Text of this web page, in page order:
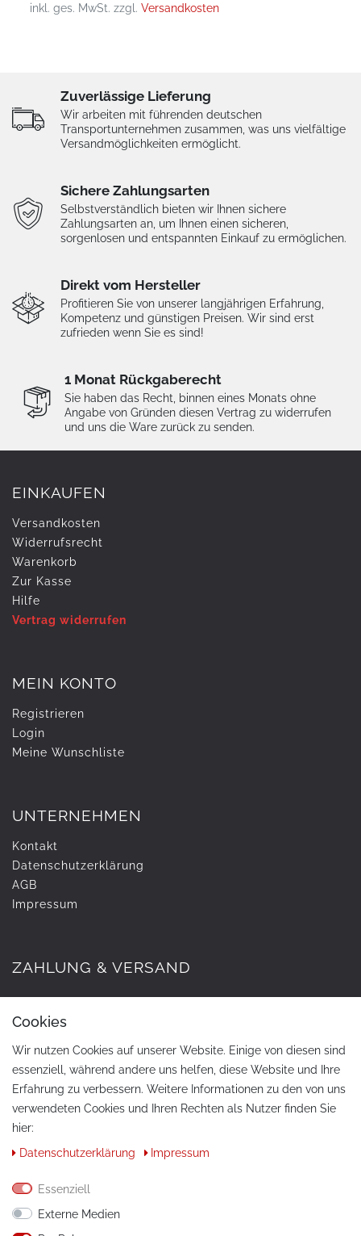
inkl. ges. MwSt. zzgl.Versandkosten
Zuverlässige Lieferung
Wir arbeiten mit führenden deutschen
Transportunternehmen zusammen, was uns vielfältige
Versandmöglichkeiten ermöglicht.
Sichere Zahlungsarten
Selbstverständlich bieten wir Ihnen sichere
Zahlungsarten an, um Ihnen einen sicheren,
sorgenlosen und entspannten Einkauf zu ermöglichen.
Direkt vom Hersteller
Profitieren Sie von unserer langjährigen Erfahrung,
Kompetenz und günstigen Preisen. Wir sind erst
zufrieden wenn Sie es sind!
1 Monat Rückgaberecht
Sie haben das Recht, binnen eines Monats ohne
Angabe von Gründen diesen Vertrag zu widerrufen
und uns die Ware zurück zu senden.
EINKAUFEN
Versandkosten
Widerrufs­recht
Warenkorb
Zur Kasse
Hilfe
Vertrag widerrufen
MEIN KONTO
Registrieren
Login
Meine Wunschliste
UNTERNEHMEN
Kontakt
Daten­schutz­erklärung
AGB
Impressum
ZAHLUNG & VERSAND
Cookies
Wir nutzen Cookies auf unserer Website. Einige von diesen sind
essenziell, während andere uns helfen, diese Website und Ihre
Erfahrung zu verbessern. Weitere Informationen zu den von uns
verwendeten Cookies und Ihren Rechten als Nutzer finden Sie
hier:
Daten­schutz­erklärung
Impressum
Essenziell
Externe Medien